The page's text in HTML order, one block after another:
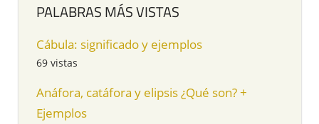
PALABRAS MÁS VISTAS
Cábula: significado y ejemplos
69 vistas
Anáfora, catáfora y elipsis ¿Qué son? +
Ejemplos